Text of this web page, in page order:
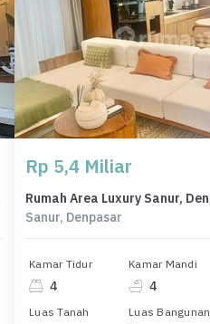
Rp 5,4 Miliar
Sanur, Denpasar
Kamar Tidur
4
Kamar Mandi
4
Luas Tanah Luas Bangunan